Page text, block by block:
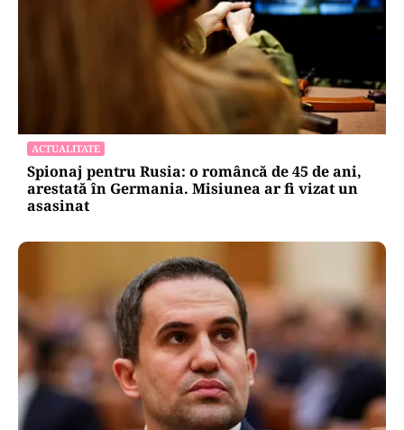
ACTUALITATE
Spionaj pentru Rusia: o româncă de 45 de ani,
arestată în Germania. Misiunea ar fi vizat un
asasinat